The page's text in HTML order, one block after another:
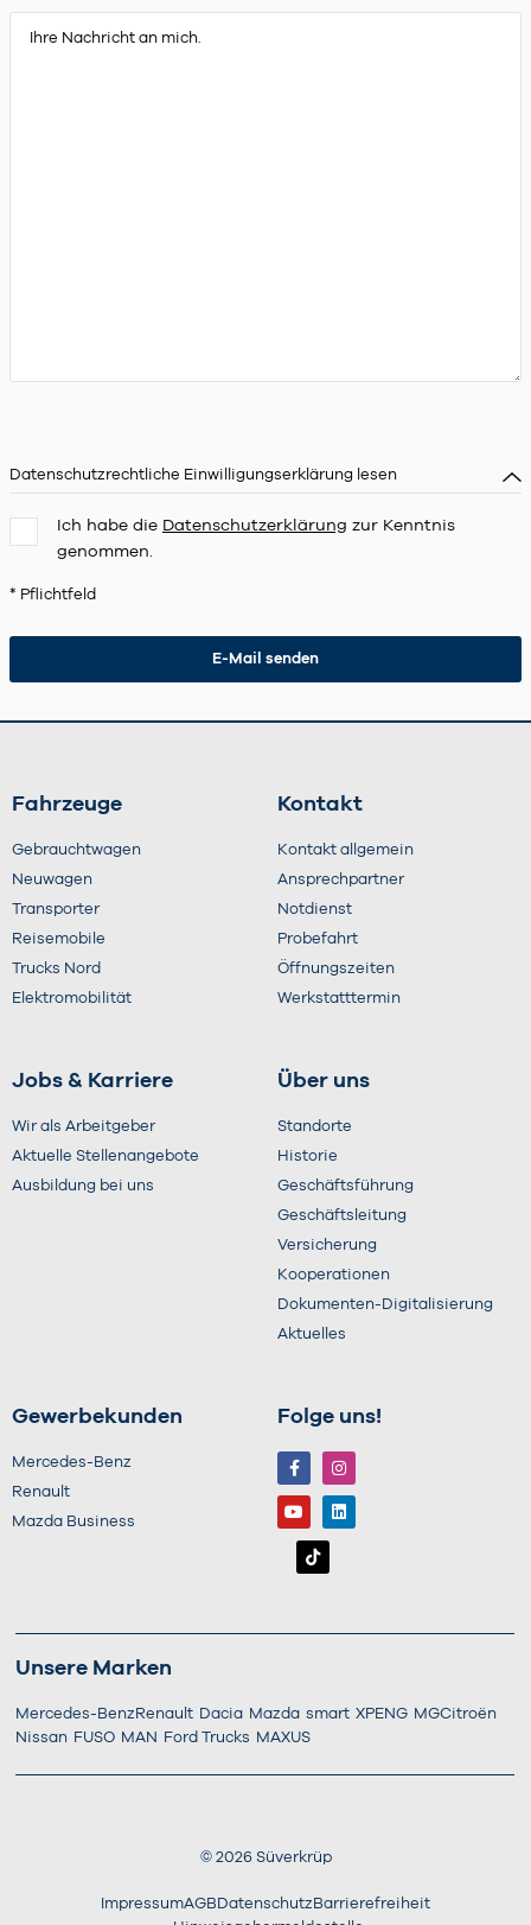
Datenschutzrechtliche Einwilligungserklärung lesen
Ich habe die Datenschutzerklärung zur Kenntnis
genommen.
* Pflichtfeld
Fahrzeuge
Gebrauchtwagen
Neuwagen
Transporter
Reisemobile
Trucks Nord
Elektromobilität
Kontakt
Kontakt allgemein
Ansprechpartner
Notdienst
Probefahrt
Öffnungszeiten
Werkstatttermin
Jobs & Karriere
Wir als Arbeitgeber
Aktuelle Stellenangebote
Ausbildung bei uns
Über uns
Standorte
Historie
Geschäftsführung
Geschäftsleitung
Versicherung
Kooperationen
Dokumenten-Digitalisierung
Aktuelles
Gewerbekunden
Mercedes-Benz
Renault
Mazda Business
Folge uns!
Unsere Marken
Mercedes-Benz Renault Dacia Mazda smart XPENG MGCitroën
Nissan FUSO MAN Ford Trucks MAXUS
© 2026Süverkrüp
ImpressumAGB Datenschutz Barrierefreiheit